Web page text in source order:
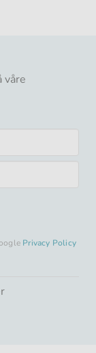
våre
Privacy Policy